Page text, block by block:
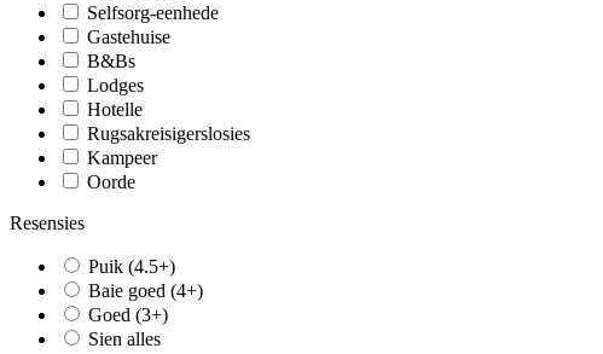
Selfsorg-eenhede
Gastehuise
B&Bs
Lodges
Hotelle
Rugsakreisigerslosies
Kampeer
Oorde
Resensies
Puik (4.5+)
Baie goed (4+)
Goed (3+)
Sien alles